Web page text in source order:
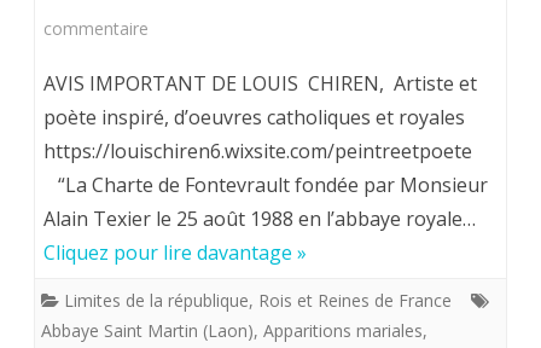
Clotilde
commentaire
Chiren,
Maître
imagier
«
AVIS IMPORTANT DE LOUIS CHIREN, Artiste et
poète inspiré, d’oeuvres catholiques et royales
https://louischiren6.wixsite.com/peintreetpoete
“La Charte de Fontevrault fondée par Monsieur
Alain Texier le 25 août 1988 en l’abbaye royale…
Cliquez pour lire davantage »
Limites de la république, Rois et Reines de France
Abbaye Saint Martin (Laon), Apparitions mariales,